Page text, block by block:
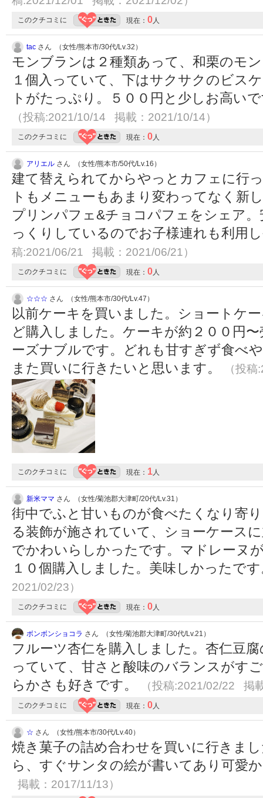
このクチコミに 現在： 0人
tac さん （女性/熊本市/30代/Lv.32）
モンブランは２種類あって、和栗のモ
１個入っていて、下はサクサクのビス
トがたっぷり。５００円と少しお高い
（投稿:2021/10/14 掲載：2021/10/14）
このクチコミに 現在： 0人
アリエル さん （女性/熊本市/50代/Lv.16）
建て替えられてからやっとカフェに行
トもメニューもあまり変わってなく新
プリンパフェ&チョコパフェをシェア
っくりしているのでお子様連れも利用
稿:2021/06/21 掲載：2021/06/21）
このクチコミに 現在： 0人
☆☆☆ さん （女性/熊本市/30代/Lv.47）
以前ケーキを買いました。ショートケ
ど購入しました。ケーキが約２００円
ーズナブルです。どれも甘すぎず食べ
また買いに行きたいと思います。
（投
このクチコミに 現在： 1人
新米ママ さん （女性/菊池郡大津町/20代/Lv.31）
街中でふと甘いものが食べたくなり寄
る装飾が施されていて、ショーケース
でかわいらしかったです。マドレーヌ
１０個購入しました。美味しかったで
2021/02/23）
このクチコミに 現在： 0人
ボンボンショコラ さん （女性/菊池郡大津町/30代/Lv.21）
フルーツ杏仁を購入しました。杏仁豆
っていて、甘さと酸味のバランスがす
らかさも好きです。
（投稿:2021/02/22 掲
このクチコミに 現在： 0人
☆ さん （女性/熊本市/30代/Lv.40）
焼き菓子の詰め合わせを買いに行きま
ら、すぐサンタの絵が書いてあり可愛
掲載：2017/11/13）